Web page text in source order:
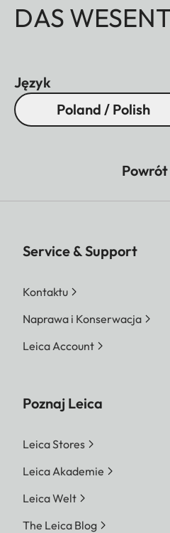
DAS
Język
Poland / Polish
Service & Support
Kontaktu
Naprawa i Konserwacja
Leica Account
Poznaj Leica
Leica Stores
Leica Akademie
Leica Welt
The Leica Blog